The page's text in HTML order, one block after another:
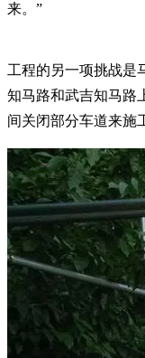
来。”
工程的另一项挑战是
知马路和武吉知马路
间关闭部分车道来施